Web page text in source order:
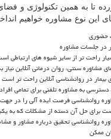
تا به همین تکنولوژی و
این نوع مشاوره خواهیم
حضوری
در جلسات مشاوره
راحت تر از سایر شیوه های ارتباطی
مشاوره سنتی، روان درمانی آنلاین
در روانشناسی آنلاین راحت تر است
به مشاوره تلفنی برای تمامی
روانشناسی فرصت ایده آلی را در
برای حل آن دسته از مشکلات که به
روانشناسی تحقیق درباره مشاور
ممکن